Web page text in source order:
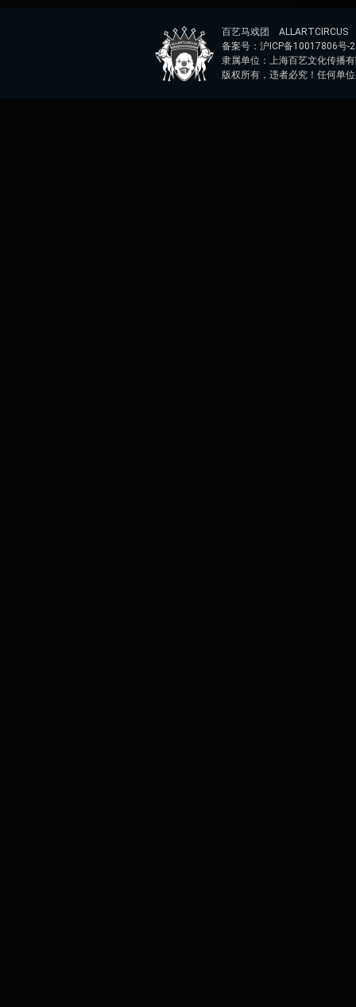
百艺马戏团 ALLARTCIRCUS
备案号： 沪ICP备10017806号-
隶属单位： 上海百艺文化传播
版权所有，违者必究！任何单